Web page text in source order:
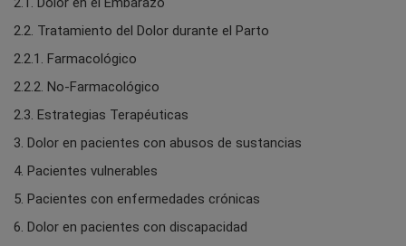
2.2. Tratamiento del Dolor durante el Parto
2.2.1. Farmacológico
2.2.2. No-Farmacológico
2.3. Estrategias Terapéuticas
3. Dolor en pacientes con abusos de sustancias
4. Pacientes vulnerables
5. Pacientes con enfermedades crónicas
6. Dolor en pacientes con discapacidad